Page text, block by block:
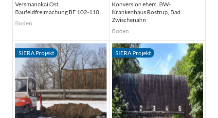
Versmannkai Ost,
Baufeldfreimachung BF 102-110
Boden
Konversion ehem. BW-
Krankenhaus Rostrup, Bad
Zwischenahn
Boden